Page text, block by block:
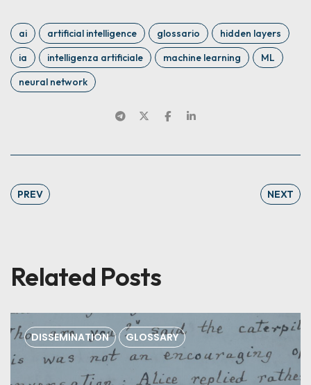
ai artificial intelligence glossario
hidden layers
ia
intelligenza artificiale machine learning
ML
neural network
PREV NEXT
Related Posts
DISSEMINATION GLOSSARY